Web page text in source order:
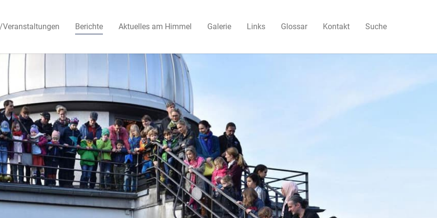
Veranstaltungen Berichte(current)Aktuelles am Himmel Galerie Links Glossar Kontakt Suche